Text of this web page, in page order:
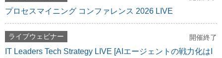
プロセスマイニング コンファレンス 2026 LIVE
ライブウェビナー 開催終了
IT Leaders Tech Strategy LIVE [AIエージェントの戦力化はI